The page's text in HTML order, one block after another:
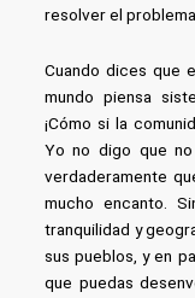
resolver el
Cuando dices que
mundo piensa
¡Cómo si la
Yo no digo que
verdaderamente
mucho encanto.
tranquilidad y
sus pueblos, y en
que puedas